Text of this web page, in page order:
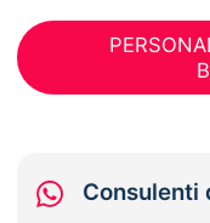
Consulenti